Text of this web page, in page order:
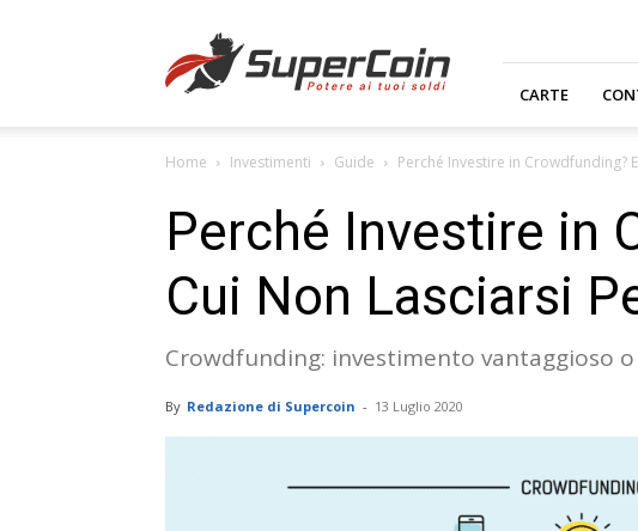
CARTE
Home Investimenti Guide Perché Investire in Crowdfunding?
Perché Investire in
Cui Non Lasciarsi
Crowdfunding: investimento vantaggioso
By Redazione di Supercoin - 13 Luglio 2020